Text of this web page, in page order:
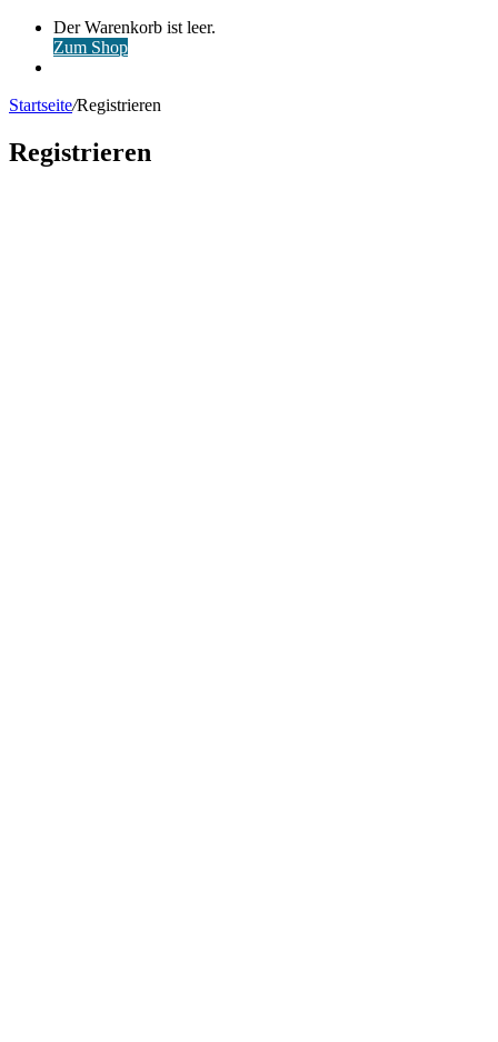
Warenkorb
ansehen
Der Warenkorb ist leer.
Zum Shop
Startseite/Registrieren
Registrieren